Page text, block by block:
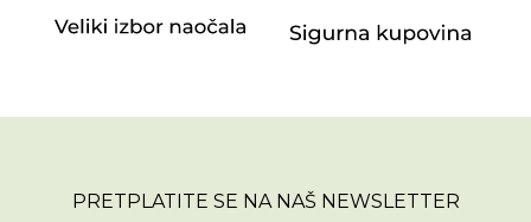
PRETPLATITE SE NA NAŠ NEWSLETTER